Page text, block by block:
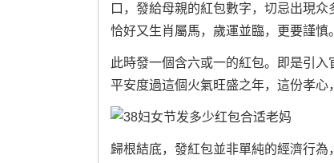
口，發給母親的紅包數字，切忌出現
恰好又生肖屬馬，歲運並臨，更要謹慎。
此時發一個含六或一的紅包。即是引
平安度過這個火氣旺盛之年，這份孝心
歸根結底，發紅包並非單純的經濟行為